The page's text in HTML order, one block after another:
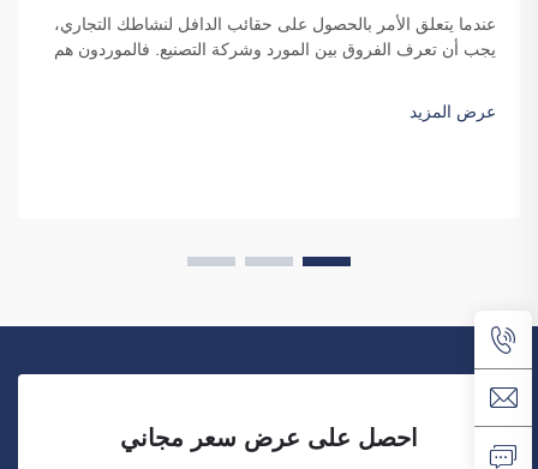
عندما يتعلق الأمر بالحصول على حقائب الدافل لنشاطك التجاري،
يجب أن تعرف الفروق بين المورد وشركة التصنيع. فالموردون هم
فوزهو ساي بولانغ للتجارة خيارًا جيدًا للشركات التي ترغب في...
عرض المزيد
احصل على عرض سعر مجاني